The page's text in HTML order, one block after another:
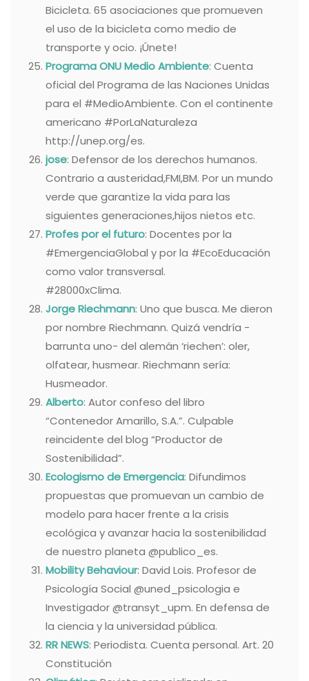
Bicicleta. 65 asociaciones que promueven
el uso de la bicicleta como medio de
transporte y ocio. ¡Únete!
Programa ONU Medio Ambiente: Cuenta
oficial del Programa de las Naciones Unidas
para el #MedioAmbiente. Con el continente
americano #PorLaNaturaleza
http://unep.org/es.
jose: Defensor de los derechos humanos.
Contrario a austeridad,FMI,BM. Por un mundo
verde que garantize la vida para las
siguientes generaciones,hijos nietos etc.
Profes por el futuro: Docentes por la
#EmergenciaGlobal y por la #EcoEducación
como valor transversal.
#28000xClima.
Jorge Riechmann: Uno que busca. Me dieron
por nombre Riechmann. Quizá vendría -
barrunta uno- del alemán ‘riechen’: oler,
olfatear, husmear. Riechmann sería:
Husmeador.
Alberto: Autor confeso del libro
“Contenedor Amarillo, S.A.”. Culpable
reincidente del blog “Productor de
Sostenibilidad”.
Ecologismo de Emergencia: Difundimos
propuestas que promuevan un cambio de
modelo para hacer frente a la crisis
ecológica y avanzar hacia la sostenibilidad
de nuestro planeta @publico_es.
Mobility Behaviour: David Lois. Profesor de
Psicología Social @uned_psicologia e
Investigador @transyt_upm. En defensa de
la ciencia y la universidad pública.
RR NEWS: Periodista. Cuenta personal. Art. 20
Constitución